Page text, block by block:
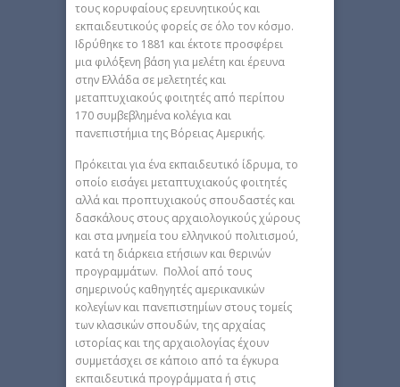
τους κορυφαίους ερευνητικούς και
εκπαιδευτικούς φορείς σε όλο τον κόσμο.
Ιδρύθηκε το 1881 και έκτοτε προσφέρει
μια φιλόξενη βάση για μελέτη και έρευνα
στην Ελλάδα σε μελετητές και
μεταπτυχιακούς φοιτητές από περίπου
170 συμβεβλημένα κολέγια και
πανεπιστήμια της Βόρειας Αμερικής.
Πρόκειται για ένα εκπαιδευτικό ίδρυμα, το
οποίο εισάγει μεταπτυχιακούς φοιτητές
αλλά και προπτυχιακούς σπουδαστές και
δασκάλους στους αρχαιολογικούς χώρους
και στα μνημεία του ελληνικού πολιτισμού,
κατά τη διάρκεια ετήσιων και θερινών
προγραμμάτων. Πολλοί από τους
σημερινούς καθηγητές αμερικανικών
κολεγίων και πανεπιστημίων στους τομείς
των κλασικών σπουδών, της αρχαίας
ιστορίας και της αρχαιολογίας έχουν
συμμετάσχει σε κάποιο από τα έγκυρα
εκπαιδευτικά προγράμματα ή στις